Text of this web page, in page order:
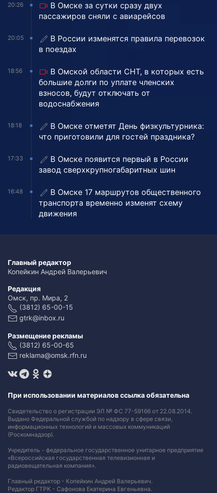
20:26
В Омске за сутки сразу двух
пассажиров сняли с авиарейсов
20:05
В России изменятся правила перевозок
в поездах
18:56
В Омской области СНТ, в которых есть
большие долги по уплате членских
взносов, будут отключать от
водоснабжения
18:18
В Омске отметят День физкультурника:
что приготовили для гостей праздника?
17:33
В Омске появится первый в России
завод сверхкрупногабаритных шин
16:48
В Омске 17 маршрутов общественного
транспорта временно изменят схему
движения
Главный редактор
Копейкин Андрей Валерьевич
Редакция
Омск, пр. Мира, 2
(3812) 65-00-15
gtrk@inbox.ru
Размещение рекламы
(3812) 65-00-65
reklama@omsk.rfn.ru
При использовании материалов ссылка обязательна
Свидетельство о регистрации ЭЛ № ФС 77-59166 от 22.08.2014.
Выдано Федеральной службой по надзору в сфере связи,
информационных технологий и массовых коммуникаций
(Роскомнадзор).
Учредитель - федеральное государственное унитарное предприятие
«Всероссийская государственная телевизионная и
радиовещательная компания».
Главный редактор - Копейкин Андрей Валерьевич.
Редактор ГТРК - Сафонова Екатерина Евгеньевна.